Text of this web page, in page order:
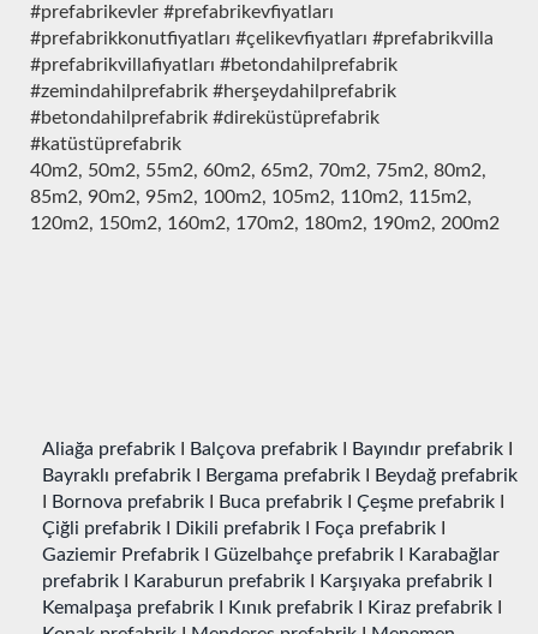
#prefabrikevler #prefabrikevfiyatları
#prefabrikkonutfiyatları #çelikevfiyatları #prefabrikvilla
#prefabrikvillafiyatları #betondahilprefabrik
#zemindahilprefabrik #herşeydahilprefabrik
#betondahilprefabrik #direküstüprefabrik
#katüstüprefabrik
40m2, 50m2, 55m2, 60m2, 65m2, 70m2, 75m2, 80m2,
85m2, 90m2, 95m2, 100m2, 105m2, 110m2, 115m2,
120m2, 150m2, 160m2, 170m2, 180m2, 190m2, 200m2
Aliağa prefabrik I Balçova prefabrik I Bayındır prefabrik I
Bayraklı prefabrik I Bergama prefabrik I Beydağ prefabrik
I Bornova prefabrik I Buca prefabrik I Çeşme prefabrik I
Çiğli prefabrik I Dikili prefabrik I Foça prefabrik I
Gaziemir Prefabrik I Güzelbahçe prefabrik I Karabağlar
prefabrik I Karaburun prefabrik I Karşıyaka prefabrik I
Kemalpaşa prefabrik I Kınık prefabrik I Kiraz prefabrik I